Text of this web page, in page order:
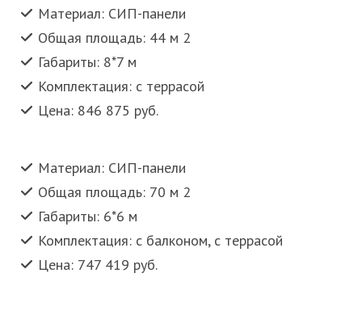
Материал: СИП-панели
Общая площадь: 44 м 2
Габариты: 8*7 м
Комплектация: с террасой
Цена: 846 875 руб.
Материал: СИП-панели
Общая площадь: 70 м 2
Габариты: 6*6 м
Комплектация: с балконом, с террасой
Цена: 747 419 руб.